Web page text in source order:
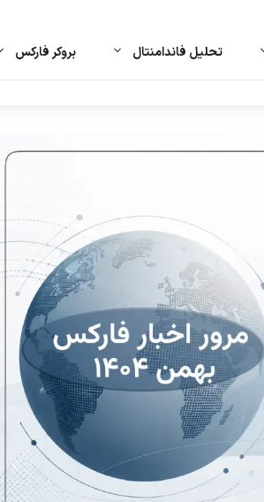
تحلیل فاندامنتال بروکر فارکس